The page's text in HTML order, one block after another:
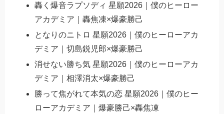
轟く爆音ラプソディ 星願2026｜僕のヒーロー
アカデミア｜轟焦凍×爆豪勝己
となりのニトロ 星願2026｜僕のヒーローアカ
デミア｜切島鋭児郎×爆豪勝己
消せない勝ち気 星願2026｜僕のヒーローアカ
デミア｜相澤消太×爆豪勝己
勝って焦がれて本気の恋 星願2026｜僕のヒー
ローアカデミア｜爆豪勝己×轟焦凍